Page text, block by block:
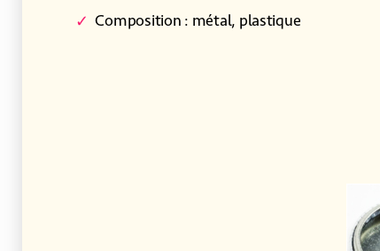
Composition : métal, plastique